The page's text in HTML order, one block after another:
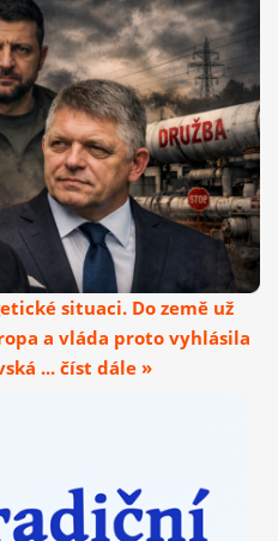
situaci. Do země už
a vláda proto vyhlásila
... číst dále »